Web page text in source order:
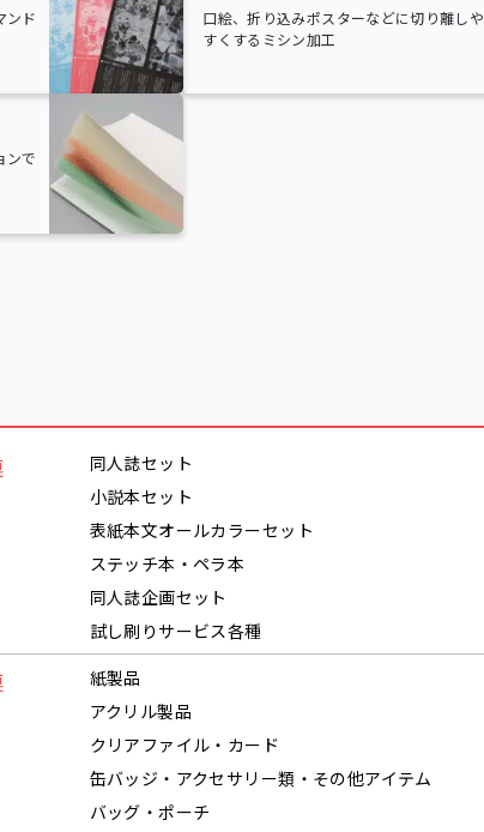
ンド
口絵、折り込みポスターなどに切り離しや
すくするミシン加工
ンで
同人誌セット
小説本セット
表紙本文オールカラーセット
ステッチ本・ペラ本
同人誌企画セット
試し刷りサービス各種
紙製品
アクリル製品
クリアファイル・カード
缶バッジ・アクセサリー類・その他アイテム
バッグ・ポーチ